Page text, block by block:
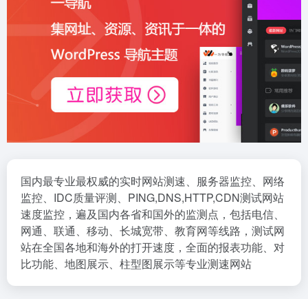
国内最专业最权威的实时网站测速、服务器监控、网络
监控、IDC质量评测、PING,DNS,HTTP,CDN测试网站
速度监控，遍及国内各省和国外的监测点，包括电信、
网通、联通、移动、长城宽带、教育网等线路，测试网
站在全国各地和海外的打开速度，全面的报表功能、对
比功能、地图展示、柱型图展示等专业测速网站